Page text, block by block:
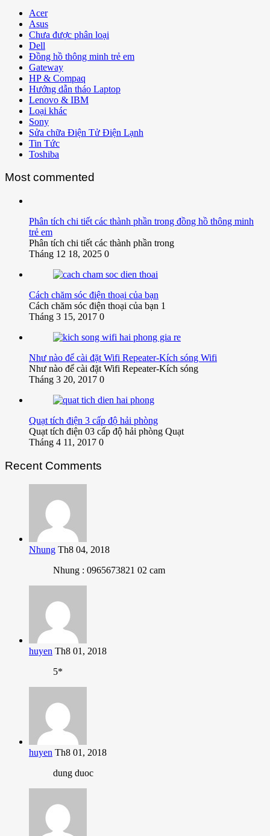
Acer
Asus
Chưa được phân loại
Dell
Đồng hồ thông minh trẻ em
Gateway
HP & Compaq
Hướng dẫn tháo Laptop
Lenovo & IBM
Loại khác
Sony
Sửa chữa Điện Tử Điện Lạnh
Tin Tức
Toshiba
Most commented
Phân tích chi tiết các thành phần trong đồng hồ thông minh
trẻ em
Phân tích chi tiết các thành phần trong
Tháng 12 18, 2025 0
Cách chăm sóc điện thoại của bạn
Cách chăm sóc điện thoại của bạn 1
Tháng 3 15, 2017 0
Như nào để cài đặt Wifi Repeater-Kích sóng Wifi
Như nào để cài đặt Wifi Repeater-Kích sóng
Tháng 3 20, 2017 0
Quạt tích điện 3 cấp độ hải phòng
Quạt tích điện 03 cấp độ hải phòng Quạt
Tháng 4 11, 2017 0
Recent Comments
Nhung Th8 04, 2018
Nhung : 0965673821 02 cam
huyen Th8 01, 2018
5*
huyen Th8 01, 2018
dung duoc